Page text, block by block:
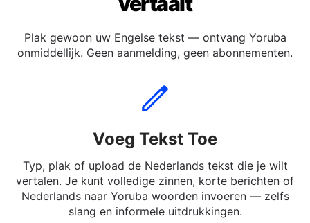
Hoe u Nederlands naar Yoruba
vertaalt
onmiddellijk. Geen aanmelding, geen abonnementen.
Voeg Tekst Toe
Typ, plak of upload de Nederlands tekst die je wilt
vertalen. Je kunt volledige zinnen, korte berichten of